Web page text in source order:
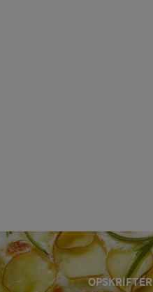
OPSKRIFTER